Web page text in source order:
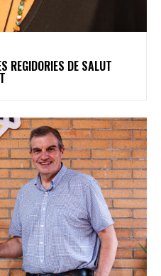
REGIDORIES DE SALUT